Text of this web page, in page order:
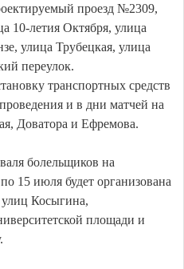
проезд №2309,
10-летия Октября, улица
улица Трубецкая, улица
переулок.
транспортных средств
и в дни матчей на
Доватора и Ефремова.
болельщиков на
15 июля будет организована
улиц Косыгина,
площади и